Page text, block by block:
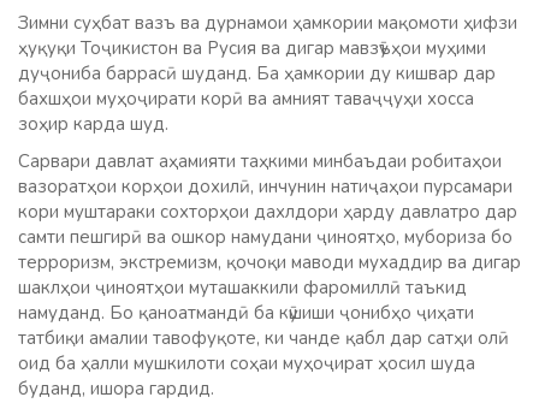
Зимни суҳбат вазъ ва дурнамои ҳамкории мақомоти ҳифзи
ҳуқуқи Тоҷикистон ва Русия ва дигар мавзӯъҳои муҳими
дуҷониба баррасӣ шуданд. Ба ҳамкории ду кишвар дар
бахшҳои муҳоҷирати корӣ ва амният таваҷҷуҳи хосса
зоҳир карда шуд.
Сарвари давлат аҳамияти таҳкими минбаъдаи робитаҳои
вазоратҳои корҳои дохилӣ, инчунин натиҷаҳои пурсамари
кори муштараки сохторҳои дахлдори ҳарду давлатро дар
самти пешгирӣ ва ошкор намудани ҷиноятҳо, мубориза бо
терроризм, экстремизм, қочоқи маводи мухаддир ва дигар
шаклҳои ҷиноятҳои муташаккили фаромиллӣ таъкид
намуданд. Бо қаноатмандӣ ба кӯшиши ҷонибҳо ҷиҳати
татбиқи амалии тавофуқоте, ки чанде қабл дар сатҳи олӣ
оид ба ҳалли мушкилоти соҳаи муҳоҷират ҳосил шуда
буданд, ишора гардид.